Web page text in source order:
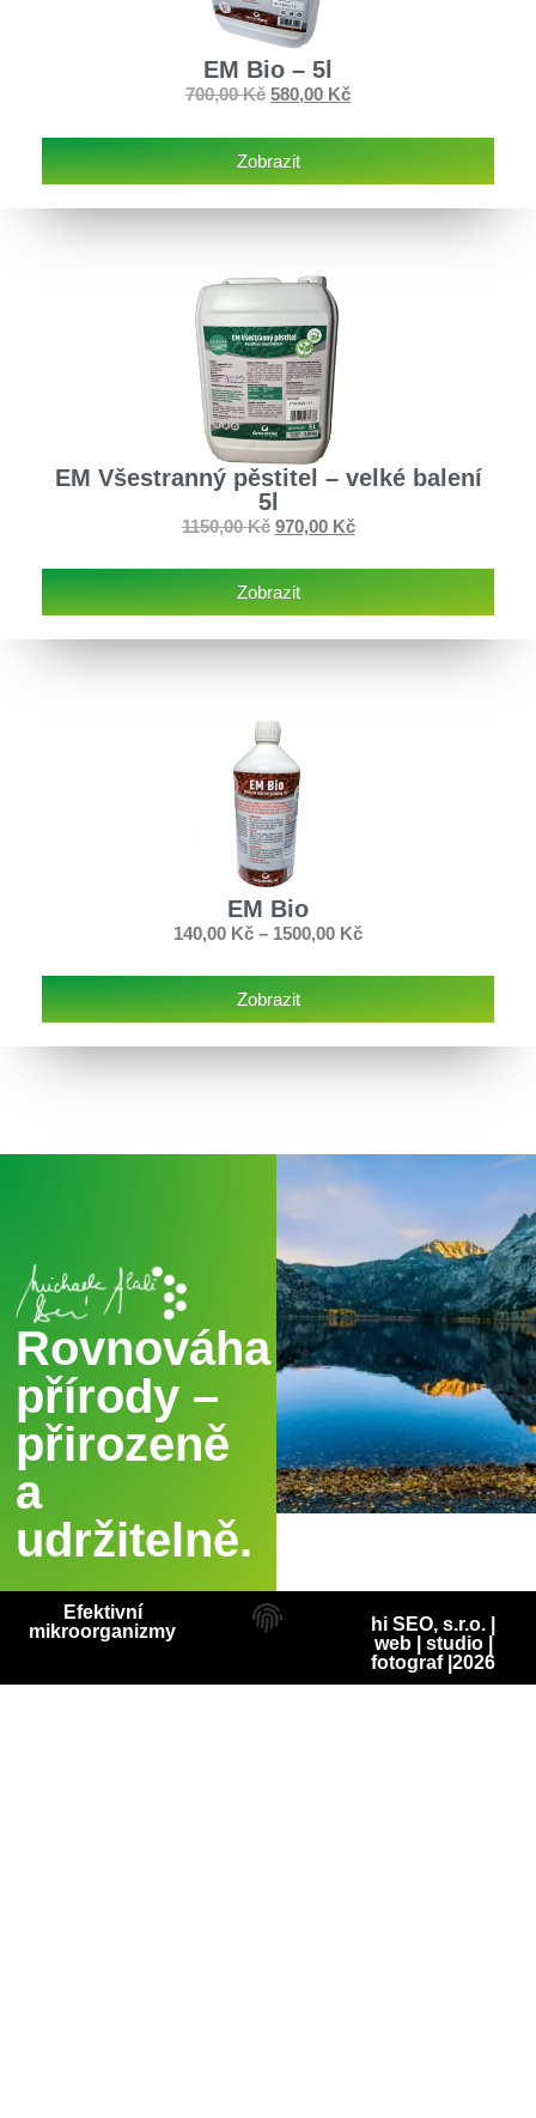
EM Bio – 5l
700,00Kč 580,00 Kč
Zobrazit
EM Všestranný pěstitel – velké balení
5l
1150,00Kč 970,00 Kč
Zobrazit
EM Bio
140,00 Kč – 1500,00 Kč
Zobrazit
Rovnováha
přírody –
přirozeně
a
udržitelně.
hi SEO, s.r.o. |
web| studio|
fotograf|2026
Efektivní
mikroorganizmy